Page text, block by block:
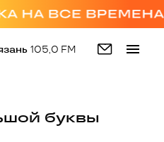
105,0 FM
буквы